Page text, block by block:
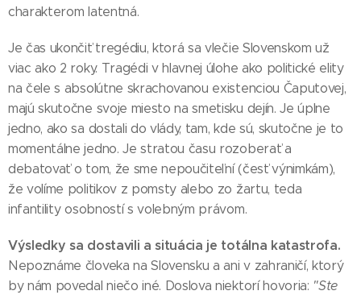
charakterom latentná.
Je čas ukončiť tregédiu, ktorá sa vlečie Slovenskom už
viac ako 2 roky. Tragédi v hlavnej úlohe ako politické elity
na čele s absolútne skrachovanou existenciou Čaputovej,
majú skutočne svoje miesto na smetisku dejín. Je úplne
jedno, ako sa dostali do vlády, tam, kde sú, skutočne je to
momentálne jedno. Je stratou času rozoberať a
debatovať o tom, že sme nepoučiteľní (česť výnimkám),
že volíme politikov z pomsty alebo zo žartu, teda
infantility osobností s volebným právom.
Výsledky sa dostavili a situácia je totálna katastrofa.
Nepoznáme človeka na Slovensku a ani v zahraničí, ktorý
by nám povedal niečo iné. Doslova niektorí hovoria: "Ste